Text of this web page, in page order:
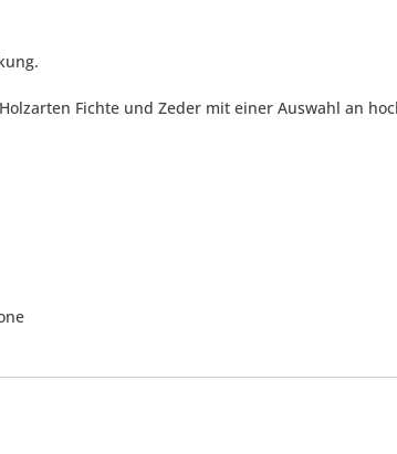
Fichte und Zeder mit einer Auswahl an